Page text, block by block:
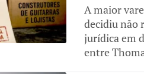
A maior
decidiu não
jurídica em
entre